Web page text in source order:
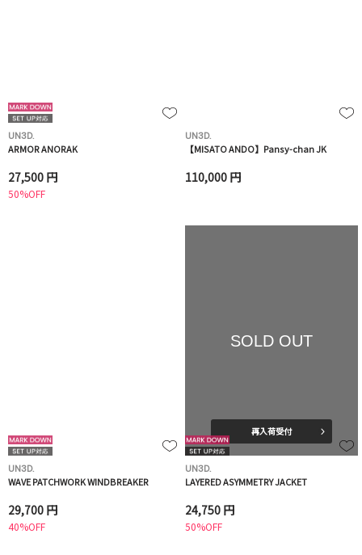
UN3D.
ARMOR ANORAK
27,500 円
50%OFF
UN3D.
【MISATO ANDO】Pansy-chan JK
110,000 円
UN3D.
WAVE PATCHWORK WINDBREAKER
29,700 円
40%OFF
SOLD OUT
再入荷受付
UN3D.
LAYERED ASYMMETRY JACKET
24,750 円
50%OFF